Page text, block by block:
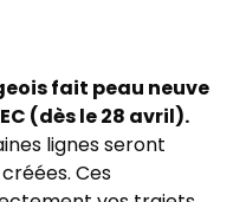
fait peau neuve
(dès le 28 avril).
lignes seront
Ces